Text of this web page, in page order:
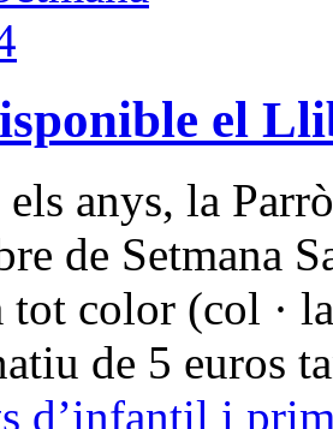
el
anys, la
de Setmana
tot color (col ·
de 5 euros